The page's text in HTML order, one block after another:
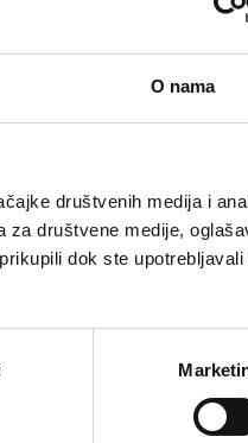
O nama
društvenih medija i
za društvene medije,
dok ste upotrebljavali